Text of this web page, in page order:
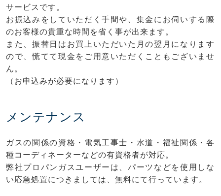
サービスです。
お振込みをしていただく手間や、集金にお伺いする際
のお客様の貴重な時間を省く事が出来ます。
また、振替日はお買上いただいた月の翌月になります
ので、慌てて現金をご用意いただくこともございませ
ん。
（お申込みが必要になります）
メンテナンス
ガスの関係の資格・電気工事士・水道・福祉関係・各
種コーディネーターなどの有資格者が対応。
弊社プロパンガスユーザーは、パーツなどを使用しな
い応急処置につきましては、無料にて行っています。